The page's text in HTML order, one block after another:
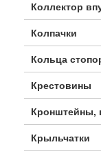
Коллектор
Колпачки
Кольца
Крестовины
Кронштейны,
Крыльчатки